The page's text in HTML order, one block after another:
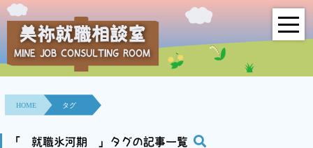
HOME
事業所紹介
就職面接会
美祢就職相談室
MINE JOB CONSULTING ROOM
HOME タグ
「 就職氷河期 」タグの記事一覧